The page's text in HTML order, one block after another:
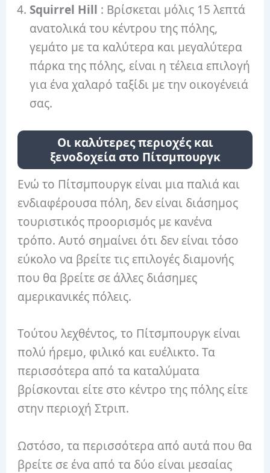
Squirrel Hill : Βρίσκεται μόλις 15 λεπτά
ανατολικά του κέντρου της πόλης,
γεμάτο με τα καλύτερα και μεγαλύτερα
πάρκα της πόλης, είναι η τέλεια επιλογή
για ένα χαλαρό ταξίδι με την οικογένειά
σας.
Οι καλύτερες περιοχές και
ξενοδοχεία στο Πίτσμπουργκ
Ενώ το Πίτσμπουργκ είναι μια παλιά και
ενδιαφέρουσα πόλη, δεν είναι διάσημος
τουριστικός προορισμός με κανένα
τρόπο. Αυτό σημαίνει ότι δεν είναι τόσο
εύκολο να βρείτε τις επιλογές διαμονής
που θα βρείτε σε άλλες διάσημες
αμερικανικές πόλεις.
Τούτου λεχθέντος, το Πίτσμπουργκ είναι
πολύ ήρεμο, φιλικό και ευέλικτο. Τα
περισσότερα από τα καταλύματα
βρίσκονται είτε στο κέντρο της πόλης είτε
στην περιοχή Στριπ.
Ωστόσο, τα περισσότερα από αυτά που θα
βρείτε σε ένα από τα δύο είναι μεσαίας